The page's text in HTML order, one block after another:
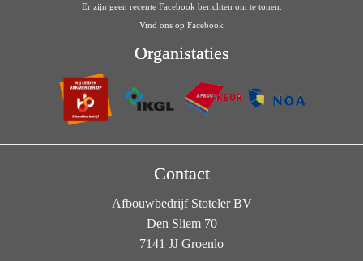
Er zijn geen recente Facebook berichten om te tonen.
Vind ons op Facebook
Organistaties
Contact
Afbouwbedrijf Stoteler BV
Den Sliem 70
7141 JJ Groenlo